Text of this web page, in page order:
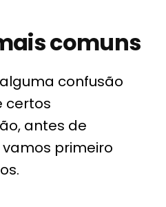
comuns
confusão
certos
antes de
vamos primeiro